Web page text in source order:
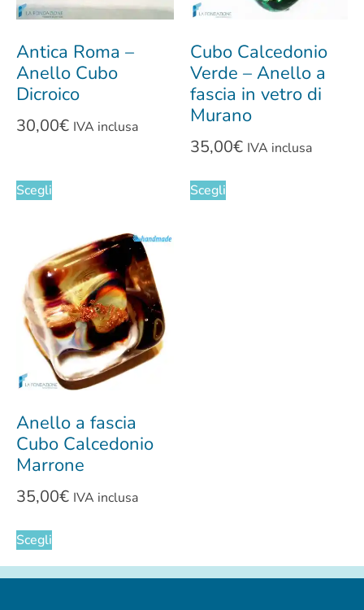
Antica Roma –
Anello Cubo
Dicroico
30,00€ IVA inclusa
Scegli
Cubo Calcedonio
Verde – Anello a
fascia in vetro di
Murano
35,00€ IVA inclusa
Scegli
Anello a fascia
Cubo Calcedonio
Marrone
35,00€ IVA inclusa
Scegli